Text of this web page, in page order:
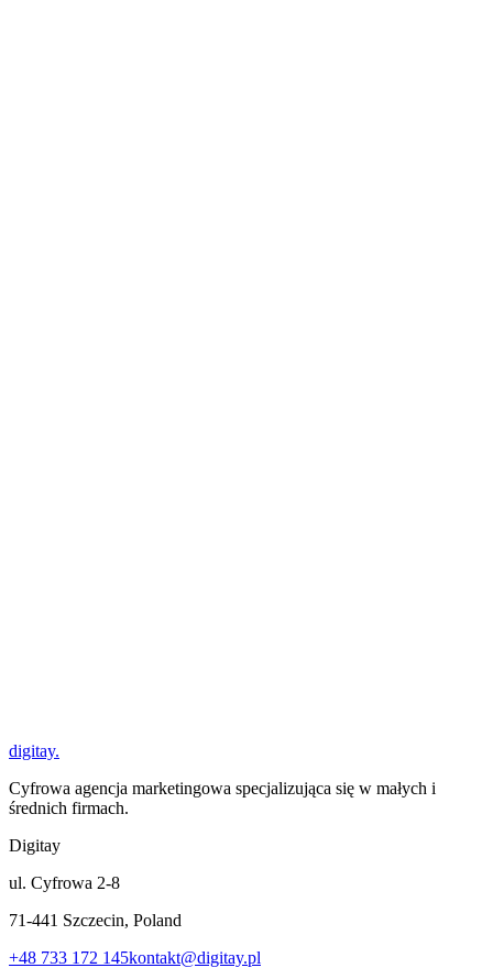
digitay.
Cyfrowa agencja marketingowa specjalizująca się w małych i
średnich firmach.
Digitay
ul. Cyfrowa 2-8
71-441 Szczecin, Poland
+48 733 172 145kontakt@digitay.pl